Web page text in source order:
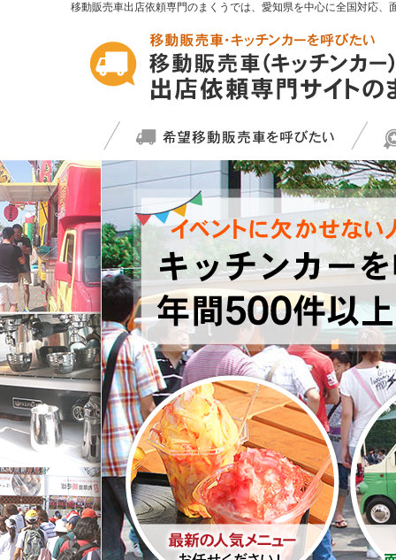
移動販売車出店依頼専門のまくうでは、愛知県を中心に全国対応